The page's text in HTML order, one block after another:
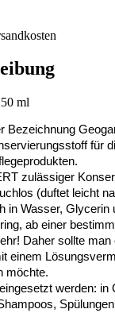
ml
Bezeichnung
für
zulässiger
(duftet leicht
in Wasser, Glycerin
ab einer
Daher sollte man
einem
möchte.
werden: in